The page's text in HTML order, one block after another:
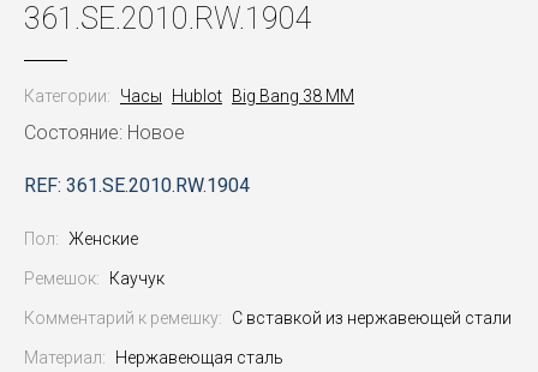
361.SE.2010.RW.1904
Категории: Часы Hublot Big Bang 38 MM
Состояние: Новое
REF: 361.SE.2010.RW.1904
Пол: Женские
Ремешок: Каучук
Комментарий к ремешку: С вставкой из нержавеющей стали
Материал:
Нержавеющая сталь